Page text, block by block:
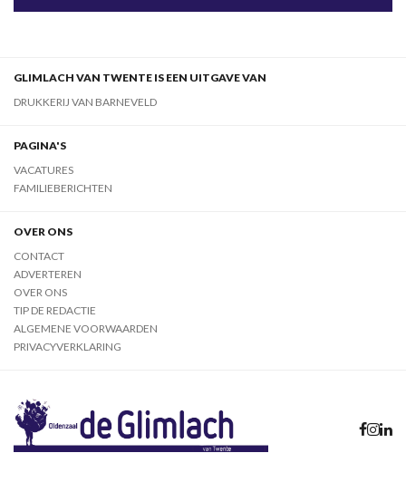
GLIMLACH VAN TWENTE IS EEN UITGAVE VAN
DRUKKERIJ VAN BARNEVELD
PAGINA'S
VACATURES
FAMILIEBERICHTEN
OVER ONS
CONTACT
ADVERTEREN
OVER ONS
TIP DE REDACTIE
ALGEMENE VOORWAARDEN
PRIVACYVERKLARING